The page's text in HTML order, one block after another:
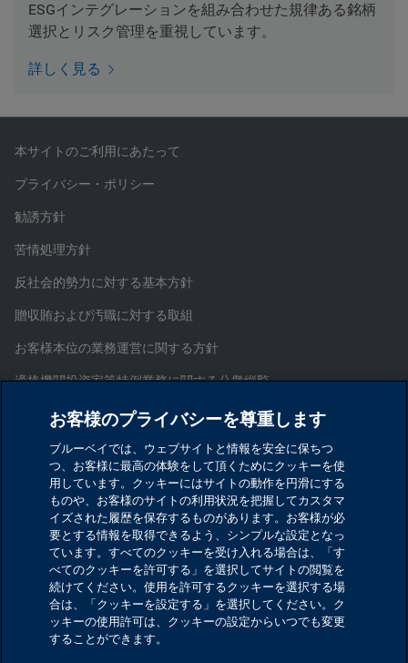
ESGインテグレーションを組み合わせた規律ある銘柄
選択とリスク管理を重視しています。
詳しく見る
本サイトのご利用にあたって
プライバシー・ポリシー
勧誘方針
苦情処理方針
反社会的勢力に対する基本方針
贈収賄および汚職に対する取組
お客様本位の業務運営に関する方針
適格機関投資家等特例業務に関する公衆縦覧
証券取引等監視委員会情報提供窓口
お問い合わせ
サイトマップ
Cookieを設定する
ブルーベイ・アセット・マネジメント・インターナシ
ョナル・リミテッド
金融商品取引業者 関東財務局長（金商）第1029号
加入協会：一般社団法人資産運用業協会／一般社団法
お客様のプライバシーを尊重します
ブルーベイでは、ウェブサイトと情報を安全に保ちつ
つ、お客様に最高の体験をして頂くためにクッキーを使
用しています。クッキーにはサイトの動作を円滑にする
ものや、お客様のサイトの利用状況を把握してカスタマ
イズされた履歴を保存するものがあります。お客様が必
要とする情報を取得できるよう、シンプルな設定となっ
ています。すべてのクッキーを受け入れる場合は、「す
べてのクッキーを許可する」を選択してサイトの閲覧を
続けてください。使用を許可するクッキーを選択する場
合は、「クッキーを設定する」を選択してください。ク
ッキーの使用許可は、クッキーの設定からいつでも変更
することができます。